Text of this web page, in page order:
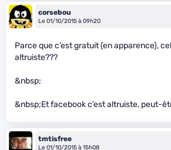
corsebou
Le 01/10/2015 à 09h20
Parce que c’est gratuit (en apparence),
altruiste???
&nbsp;
&nbsp;Et facebook c’est altruiste, peut-
tmtisfree
Le 01/10/2015 à 15h08